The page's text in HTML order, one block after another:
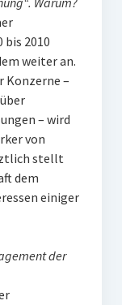
bis 2010
weiter an.
Konzerne –
– wird
von
stellt
dem
einiger
der